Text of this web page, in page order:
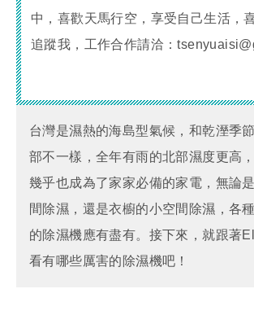
中，喜歡天馬行空，享受自己生活，
追蹤我，工作合作請洽：
台灣是濕熱的海島型氣候，和乾溼季
部不一樣，全年有雨的北部濕度更高
幾乎也成為了家家必備的家電，無論
間除濕，還是衣櫥的小空間除濕，各
的除濕機應有盡有。接下來，就跟著
看有哪些厲害的除濕機吧！